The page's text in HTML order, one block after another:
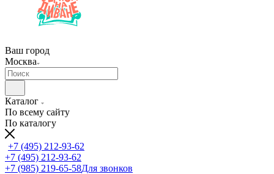
Ваш город
Москва
Каталог
По всему сайту
По каталогу
+7 (495) 212-93-62
+7 (495) 212-93-62
+7 (985) 219-65-58Для звонков